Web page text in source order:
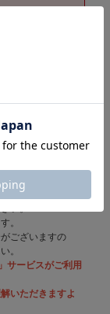
店舗に直接お問
客様の取り置き
さい。
合でも売り切れ
。
ございますの
。
サービスがご利用
いただきますよ